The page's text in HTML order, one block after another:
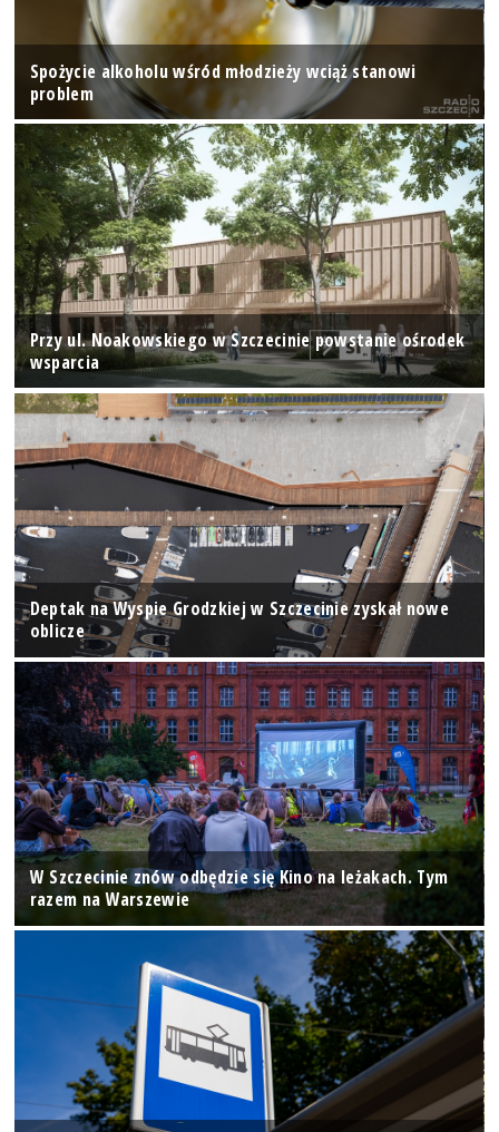
Spożycie alkoholu wśród młodzieży wciąż stanowi
problem
Przy ul. Noakowskiego w Szczecinie powstanie ośrodek
wsparcia
Deptak na Wyspie Grodzkiej w Szczecinie zyskał nowe
oblicze
W Szczecinie znów odbędzie się Kino na leżakach. Tym
razem na Warszewie